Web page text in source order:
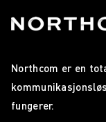
Northcom er en
fungerer.